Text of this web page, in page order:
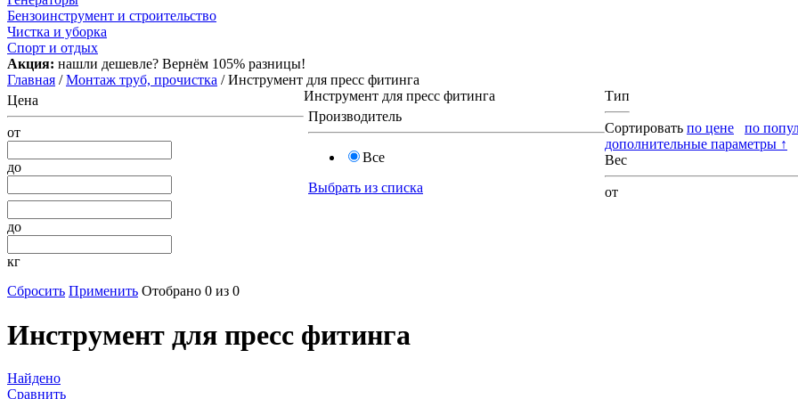
Бензоинструмент и строительство
Чистка и уборка
Спорт и отдых
Акция: нашли дешевле? Вернём 105% разницы!
Главная /Монтаж труб, прочистка / Инструмент для пресс фитинга
Инструмент для пресс фитинга
Цена
от
до
Тип
Производитель
Все
Выбрать из списка
Сортировать по цене по
дополнительные параметры ↑
Вес
от
до
кг
Сбросить Применить Отобрано 0 из 0
Инструмент для пресс фитинга
Найдено
Сравнить